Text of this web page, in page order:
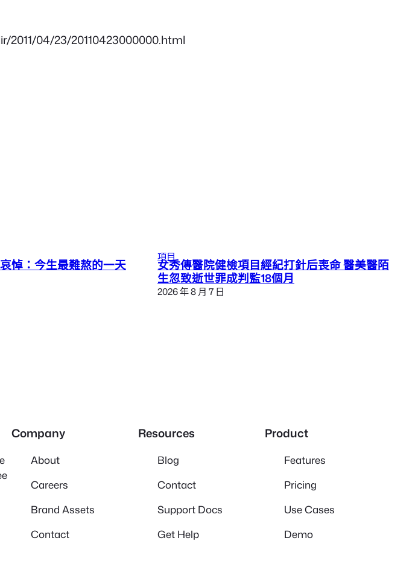
2011/04/23/20110423000000.html
悼：今生最難熬的一天
項目
女秀傳醫院健檢項目經紀打針后喪命 醫美醫陌
生忽致逝世罪成判監18個月
2026 年 8 月 7 日
Company
About
Careers
Brand Assets
Contact
Resources
Blog
Contact
Support Docs
Get Help
Product
Features
Pricing
Use Cases
Demo